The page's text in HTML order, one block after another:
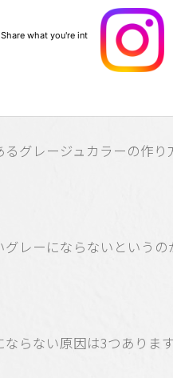
グレージュカラーの作り
レーにならないというの
らない原因は3つありま